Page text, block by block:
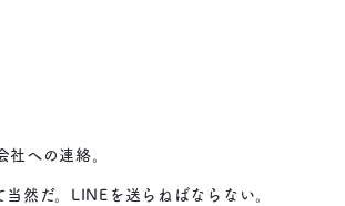
社への連絡。
当然だ。LINEを送らねばならない。